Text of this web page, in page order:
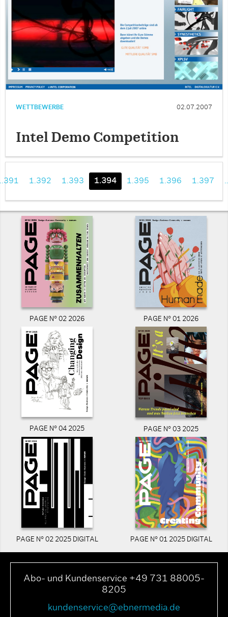
WETTBEWERBE 02.07.2007
Intel Demo Competition
1.392 1.393 1.394 1.395 1.396 1.397
PAGE N° 02 2026 PAGE N° 01 2026
PAGE N° 04 2025 PAGE N° 03 2025
PAGE N° 02 2025 DIGITAL PAGE N° 01 2025 DIGITAL
Abo- und Kundenservice +49 731 88005-
8205
kundenservice@ebnermedia.de